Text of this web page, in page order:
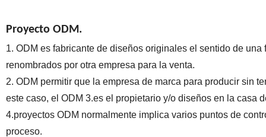
Proyecto ODM.
1. ODM es fabricante de diseños originales el sentido de
renombrados por otra empresa para la venta.
2. ODM permitir que la empresa de marca para producir sin
este caso, el ODM 3.es el propietario y/o diseños en la casa
4.proyectos ODM normalmente implica varios puntos de
proceso.